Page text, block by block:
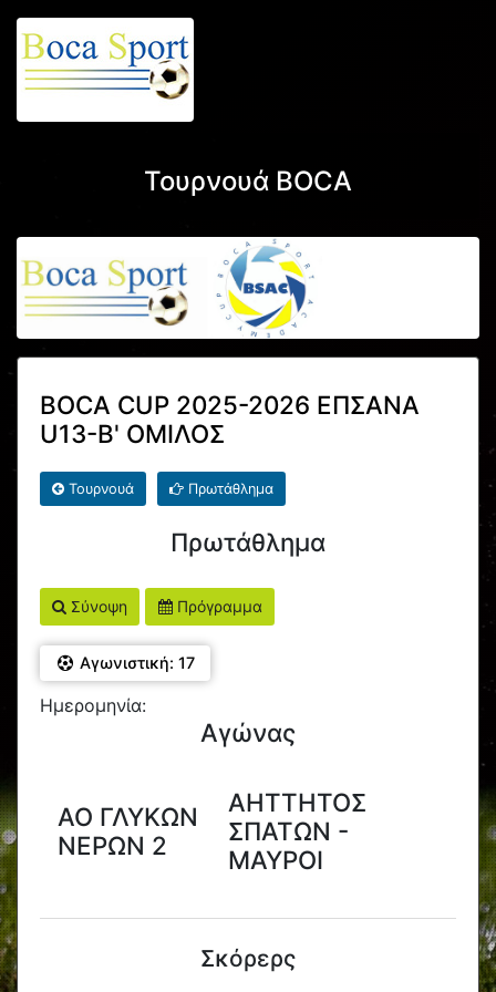
Τουρνουά BOCA
BOCA CUP 2025-2026 ΕΠΣΑΝΑ
U13-Β' ΟΜΙΛΟΣ
Τουρνουά Πρωτάθλημα
Πρωτάθλημα
Σύνοψη Πρόγραμμα
Αγωνιστική: 17
Ημερομηνία:
Αγώνας
ΑΟ ΓΛΥΚΩΝ
ΝΕΡΩΝ 2
ΑΗΤΤΗΤΟΣ
ΣΠΑΤΩΝ -
ΜΑΥΡΟΙ
Σκόρερς